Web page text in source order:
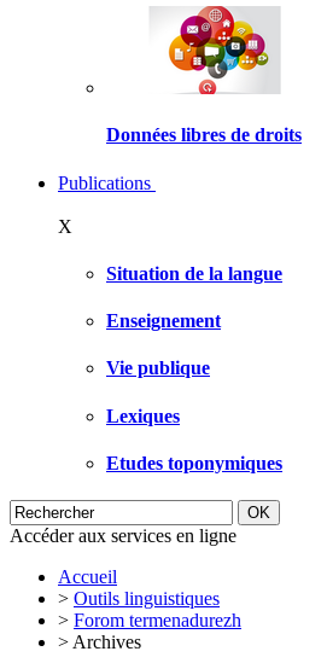
Données libres de droits
Publications
X
Situation de la langue
Enseignement
Vie publique
Lexiques
Etudes toponymiques
Accéder aux services en ligne
Accueil
> Outils linguistiques
> Forom termenadurezh
> Archives